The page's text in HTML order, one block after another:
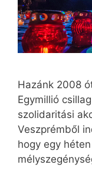
Hazánk 2008
Egymillió
szolidaritási
Veszprémből
hogy egy